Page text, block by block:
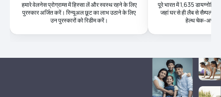
हमारे वेलनेस प्रोग्राम्स में हिस्सा लें और स्वस्थ रहने के लिए
पुरस्कार अर्जित करें। रिन्यूअल छूट का लाभ उठाने के लिए
उन पुरस्कारों को रिडीम करें।
पूरे भारत में 1,635
जहां घर से ही लैब से सैम्पल्स
हेल्थ चेक-अप की